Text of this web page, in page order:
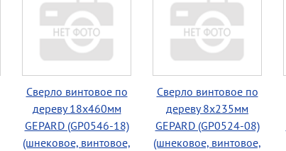
Сверло винтовое по
дереву 18х460мм
GEPARD (GP0546-18)
(шнековое, винтовое,
Сверло винтовое по
дереву 8х235мм
GEPARD (GP0524-08)
(шнековое, винтовое,